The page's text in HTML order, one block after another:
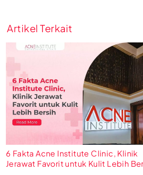
Artikel Terkait
6 Fakta Acne Institute Clinic, Klinik
Jerawat Favorit untuk Kulit Lebih